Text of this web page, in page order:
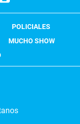
POLICIALES
MUCHO SHOW